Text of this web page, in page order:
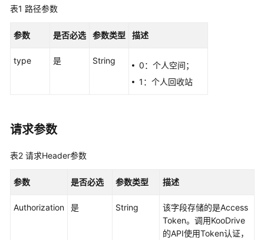
入
户
参
必
表1 路径参数
参数 是否必选 参数类型 描述
type 是 String
0：个人空间；
1：个人回收站
请求参数
表2 请求Header参数
参数 是否必选 参数类型 描述
Authorization 是 String
该字段存储的是Access
Token。调用KooDrive
的API使用Token认证，